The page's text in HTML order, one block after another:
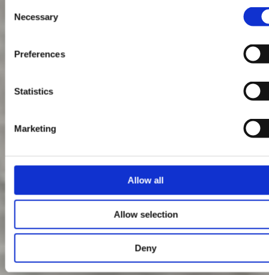
Selection
Necessary
Preferences
Statistics
Marketing
Allow all
Allow selection
Deny